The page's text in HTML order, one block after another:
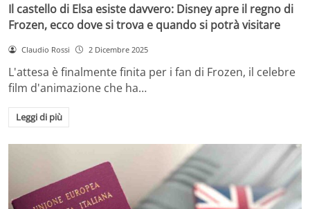
Il castello di Elsa esiste davvero: Disney apre il regno di
Frozen, ecco dove si trova e quando si potrà visitare
Claudio Rossi 2 Dicembre 2025
L'attesa è finalmente finita per i fan di Frozen, il celebre
film d'animazione che ha…
Leggi di più